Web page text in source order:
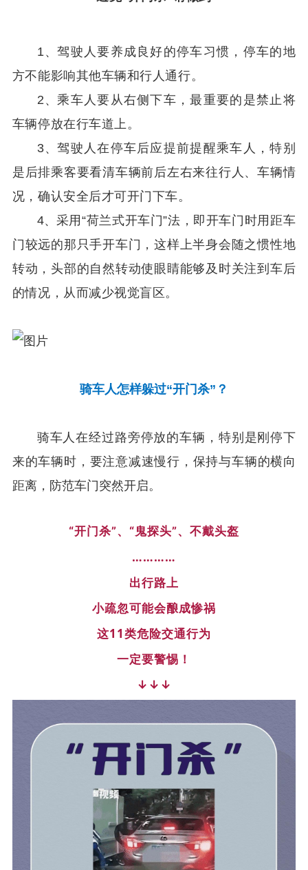
1、驾驶人要养成良好的停车习惯 ，停车的地
方不能影响其他车辆和行人通行。
2、乘车人要从右侧下车 ，最重要的是禁止将
车辆停放在行车道上。
3、驾驶人在停车后应提前提醒乘车人
，特别
是后排乘客要看清车辆前后左右来往行人、车辆情
况，确认安全后才可开门下车。
4、 采用“荷兰式开车门”法 ，即开车门时用距车
门较远的那只手开车门，这样上半身会随之惯性地
转动，头部的自然转动使眼睛能够及时关注到车后
的情况，从而减少视觉盲区。
骑车人怎样躲过“开门杀”？
骑车人在经过路旁停放的车辆，特别是刚停下
来的车辆时，要注意减速慢行，保持与车辆的横向
距离，防范车门突然开启。
“开门杀”、“鬼探头”、不戴头盔
…………
出行路上
小疏忽可能会酿成惨祸
这11类危险交通行为
一定要警惕！
↓ ↓ ↓